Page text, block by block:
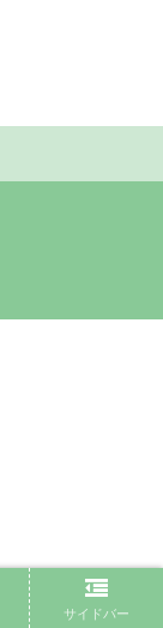
サイドバー